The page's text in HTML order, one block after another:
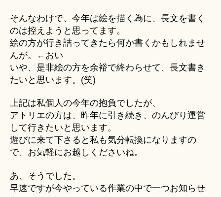
そんなわけで、今年は絵を描く為に、長文を書く
のは控えようと思ってます。
絵の方が行き詰ってきたら何か書くかもしれませ
んが。←おい
いや、是非絵の方を余裕で終わらせて、長文書き
たいと思います。(笑)
上記は私個人の今年の抱負でしたが、
アトリエの方は、昨年に引き続き、のんびり運営
して行きたいと思います。
遊びに来て下さると私も気分転換になりますの
で、お気軽にお越しくださいね。
あ、そうでした。
早速ですが今やっている作業の中で一つお知らせ